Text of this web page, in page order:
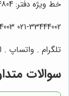
خط ویژه دفتر: 34804-021
021-33444002 021-33444003
تلگرام . واتساپ .
سوالات